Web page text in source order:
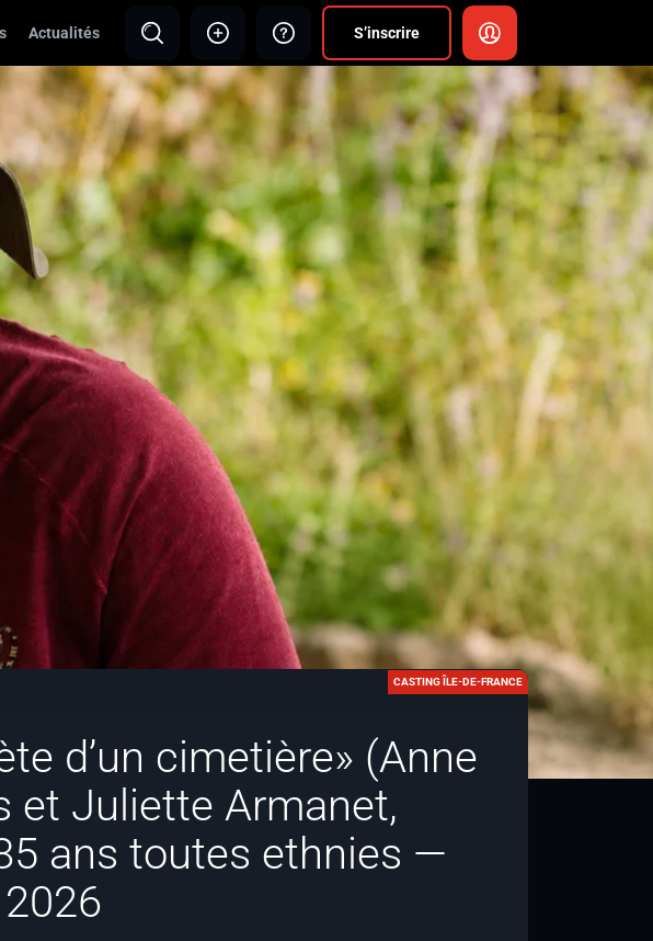
Actualités S’inscrire
CASTING ÎLE-DE-FRANCE
d’un cimetière» (Anne
et Juliette Armanet,
ans toutes ethnies —